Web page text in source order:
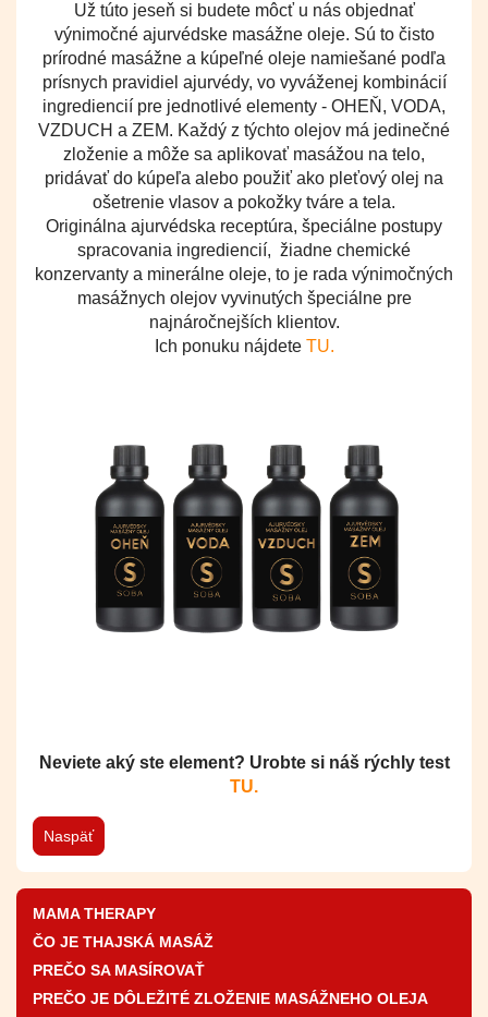
Už túto jeseň si budete môcť u nás objednať
výnimočné ajurvédske masážne oleje. Sú to čisto
prírodné masážne a kúpeľné oleje namiešané podľa
prísnych pravidiel ajurvédy, vo vyváženej kombinácií
ingrediencií pre jednotlivé elementy - OHEŇ, VODA,
VZDUCH a ZEM. Každý z týchto olejov má jedinečné
zloženie a môže sa aplikovať masážou na telo,
pridávať do kúpeľa alebo použiť ako pleťový olej na
ošetrenie vlasov a pokožky tváre a tela.
Originálna ajurvédska receptúra, špeciálne postupy
spracovania ingrediencií, žiadne chemické
konzervanty a minerálne oleje, to je rada výnimočných
masážnych olejov vyvinutých špeciálne pre
najnáročnejších klientov.
Ich ponuku nájdete TU.
Neviete aký ste element? Urobte si náš rýchly test
TU.
Naspäť
MAMA THERAPY
ČO JE THAJSKÁ MASÁŽ
PREČO SA MASÍROVAŤ
PREČO JE DÔLEŽITÉ ZLOŽENIE MASÁŽNEHO OLEJA